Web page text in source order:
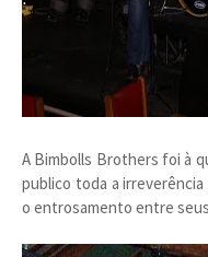
A Bimbolls Brothers foi à
publico toda a
o entrosamento entre